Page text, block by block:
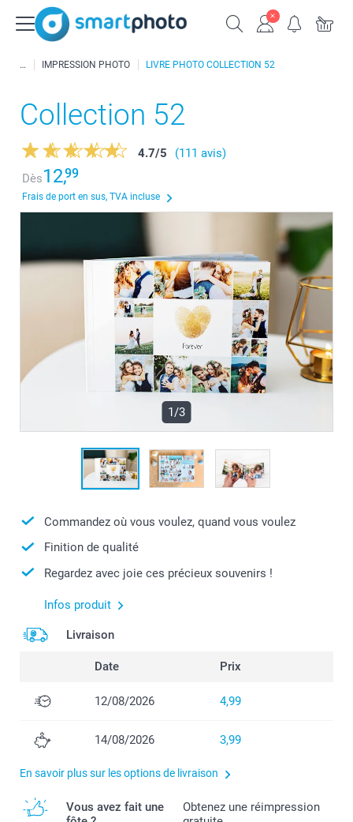
IMPRESSION PHOTO LIVRE PHOTO COLLECTION 52
Collection 52
4.7/5
(111 avis)
Dès12,99
Frais de port en sus, TVA incluse
1/3
Commandez où vous voulez, quand vous voulez
Finition de qualité
Regardez avec joie ces précieux souvenirs !
Infos produit
Livraison
Date Prix
12/08/2026 4,99
14/08/2026 3,99
En savoir plus sur les options de livraison
Vous avez fait une
Obtenez une réimpression